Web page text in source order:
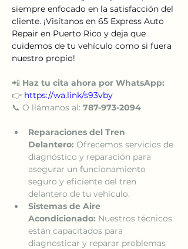
siempre enfocado en la satisfacción del
cliente. ¡Visítanos en 65 Express Auto
Repair en Puerto Rico y deja que
cuidemos de tu vehículo como si fuera
nuestro propio!
📲 Haz tu cita ahora por WhatsApp:
👉 https://wa.link/s93vby
📞 O llámanos al: 787-973-2094
Reparaciones del Tren
Delantero: Ofrecemos servicios de
diagnóstico y reparación para
asegurar un funcionamiento
seguro y eficiente del tren
delantero de tu vehículo.
Sistemas de Aire
Acondicionado: Nuestros técnicos
están capacitados para
diagnosticar y reparar problemas